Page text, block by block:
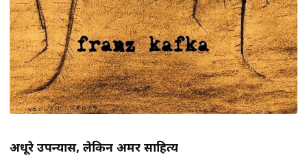
अधूरे उपन्यास, लेकिन अमर साहित्य